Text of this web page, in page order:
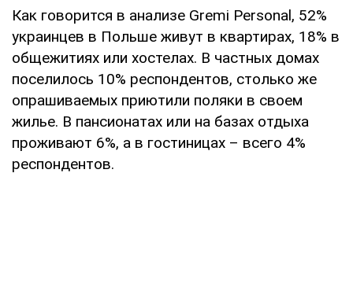
Как говорится в анализе Gremi Personal, 52%
украинцев в Польше живут в квартирах, 18% в
общежитиях или хостелах. В частных домах
поселилось 10% респондентов, столько же
опрашиваемых приютили поляки в своем
жилье. В пансионатах или на базах отдыха
проживают 6%, а в гостиницах – всего 4%
респондентов.